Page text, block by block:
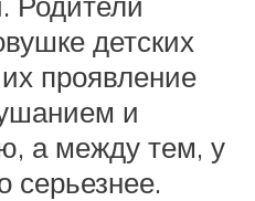
детских
проявление
и
а между тем, у
серьезнее.